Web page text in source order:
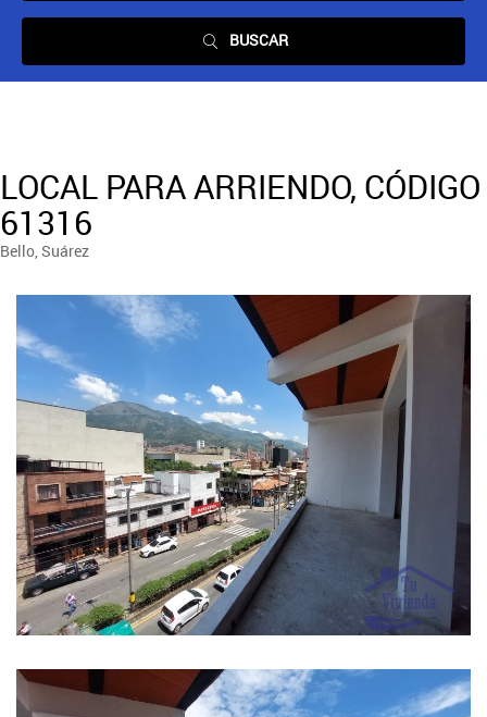
BUSCAR
LOCAL PARA ARRIENDO, CÓDIGO
61316
Bello, Suárez